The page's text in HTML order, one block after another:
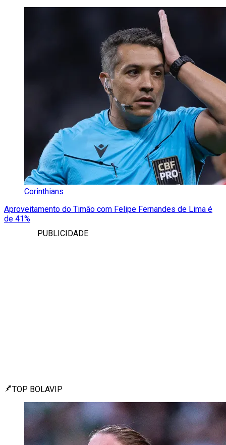
Corinthians
Aproveitamento do Timão com Felipe Fernandes de Lima é
de 41%
PUBLICIDADE
TOP BOLAVIP